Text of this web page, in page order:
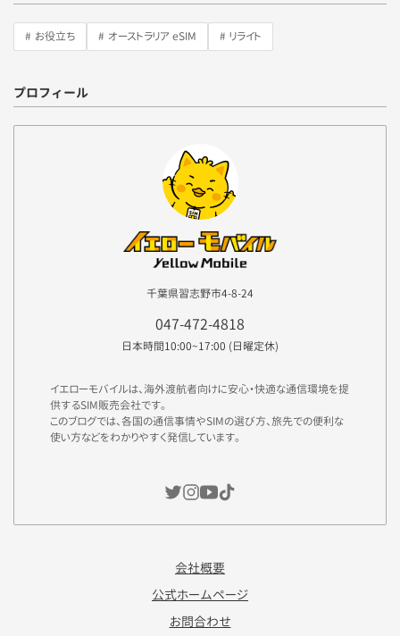
お役立ち オーストラリア eSIM リライト
プロフィール
千葉県習志野市4-8-24
047-472-4818
日本時間10:00~17:00 (日曜定休)
イエローモバイルは、海外渡航者向けに安心・快適な通信環境を提
供するSIM販売会社です。
このブログでは、各国の通信事情やSIMの選び方、旅先での便利な
使い方などをわかりやすく発信しています。
会社概要
公式ホームページ
お問合わせ